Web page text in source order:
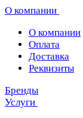
О компании
О компании
Оплата
Доставка
Реквизиты
Бренды
Услуги